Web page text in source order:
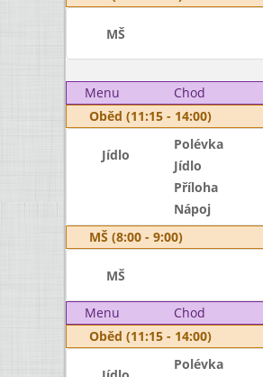
MŠ
Menu
Chod
Oběd (11:15 - 14:00)
Jídlo
Polévka
Jídlo
Příloha
Nápoj
MŠ (8:00 - 9:00)
MŠ
Menu Chod
Oběd (11:15 - 14:00)
Polévka